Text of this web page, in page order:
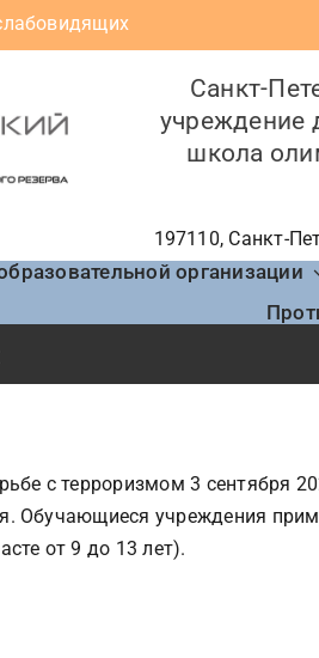
Санкт-
учреждение
школа
197110, Санкт-
организации
с терроризмом 3 сентября
Обучающиеся учреждения
от 9 до 13 лет).